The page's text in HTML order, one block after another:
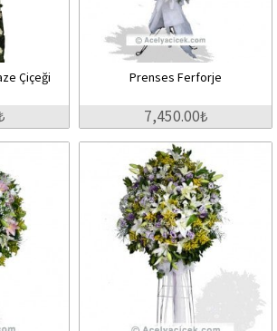
Çiçeği Prenses Ferforje
7,450.00₺